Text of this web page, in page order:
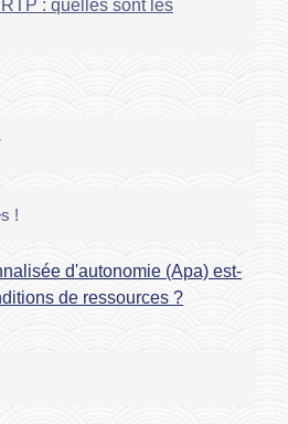
: quelles sont les
!
d'autonomie (Apa) est-
de ressources ?